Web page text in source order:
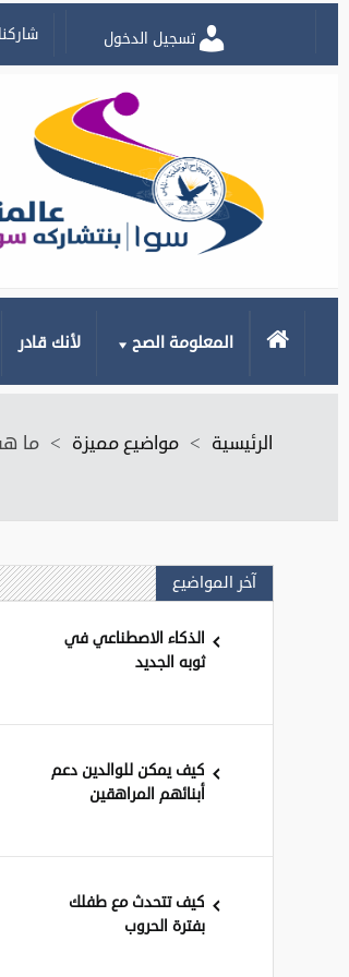
تسجيل الدخول
الرئيسيةالمعلومة الصح لأنك قادر
الرئيسية > مواضيع مميزة > ما
آخر المواضيع
الذكاء الاصطناعي في
ثوبه الجديد
كيف يمكن للوالدين دعم
أبنائهم المراهقين
كيف تتحدث مع طفلك
بفترة الحروب